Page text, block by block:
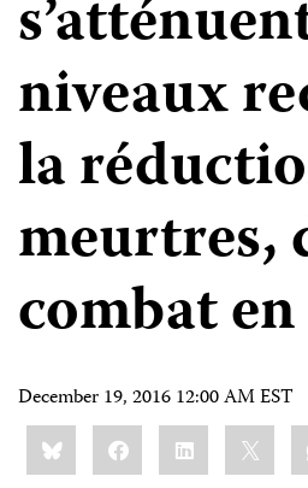
niveaux
la
meurtres,
combat
December 19, 2016 12:00 AM EST
Share
this:BlueskyFacebookLinkedIn